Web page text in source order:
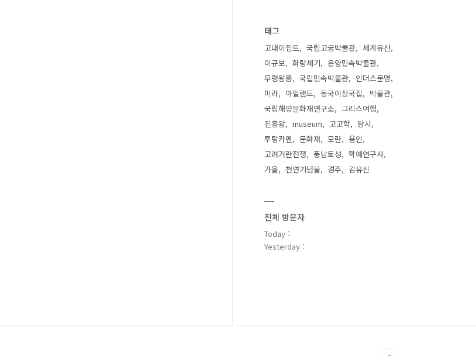
태그
고대이집트 국립고궁박물관
세계유산
이규보
화랑세기
온양민속박물관
무령왕릉
국립민속박물관
인더스문명
미라
아일랜드 동국이상국집
박물관
국립해양문화재연구소
그리스여행
진흥왕
museum 고고학
당시
투탕카멘
문화재 모란
용인
고려거란전쟁
풍납토성
학예연구사
가을
천연기념물 경주 김유신
전체 방문자
Today :
Yesterday :